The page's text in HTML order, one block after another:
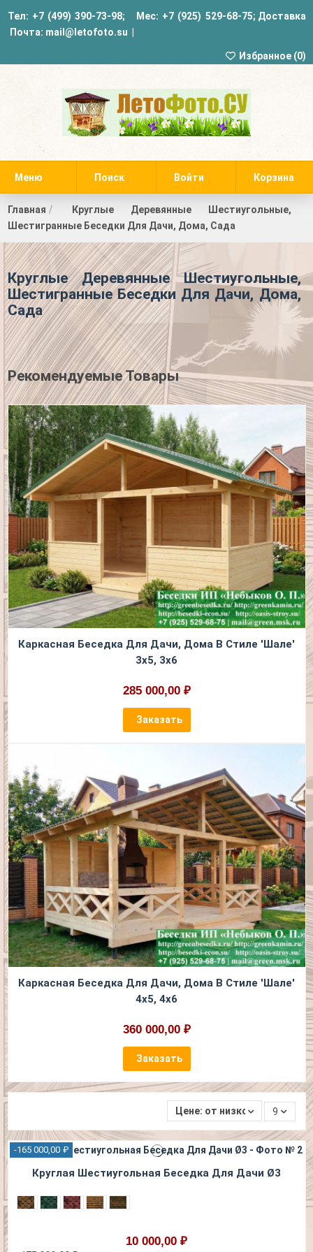
Тел: +7 (499) 390-73-98; Мес: +7 (925) 529-68-75;
Почта: mail@letofoto.su
Доставка
Избранное (0)
Меню Поиск Войти Корзина
Главная
Круглые Деревянные Шестиугольные,
Шестигранные Беседки Для Дачи, Дома, Сада
Круглые Деревянные Шестиугольные,
Шестигранные Беседки Для Дачи, Дома,
Сада
Рекомендуемые Товары
Каркасная Беседка Для Дачи, Дома В Стиле 'Шале'
3х5, 3х6
285 000,00 ₽
Заказать
Каркасная Беседка Для Дачи, Дома В Стиле 'Шале'
4х5, 4х6
360 000,00 ₽
Заказать
Цене: от низкой к высокой
9
-165 000,00 ₽
Круглая Шестиугольная Беседка Для Дачи Ø3
10 000,00 ₽